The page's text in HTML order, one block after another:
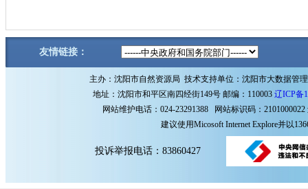
友情链接：
主办：沈阳市自然资源局 技术支持单位：沈阳市大数据管
地址：沈阳市和平区南四经街149号 邮编：110003 辽ICP备
网站维护电话：024-23291388 网站标识码：2101000022
建议使用Micosoft Internet Explore并以
投诉举报电话：83860427